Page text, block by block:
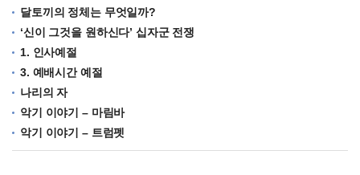
달토끼의 정체는 무엇일까?
‘신이 그것을 원하신다’ 십자군 전쟁
1. 인사예절
3. 예배시간 예절
나리의 자
악기 이야기 – 마림바
악기 이야기 – 트럼펫